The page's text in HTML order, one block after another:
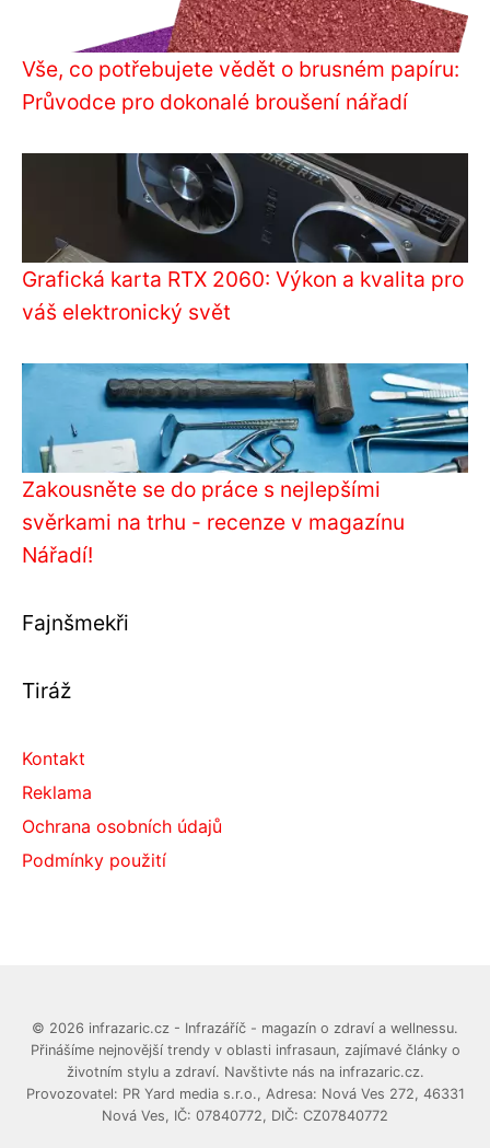
Vše, co potřebujete vědět o brusném papíru:
Průvodce pro dokonalé broušení nářadí
Grafická karta RTX 2060: Výkon a kvalita pro
váš elektronický svět
Zakousněte se do práce s nejlepšími
svěrkami na trhu - recenze v magazínu
Nářadí!
Fajnšmekři
Tiráž
Kontakt
Reklama
Ochrana osobních údajů
Podmínky použití
© 2026 infrazaric.cz - Infrazáříč - magazín o zdraví a wellnessu.
Přinášíme nejnovější trendy v oblasti infrasaun, zajímavé články o
životním stylu a zdraví. Navštivte nás na infrazaric.cz.
Provozovatel: PR Yard media s.r.o., Adresa: Nová Ves 272, 46331
Nová Ves, IČ: 07840772, DIČ: CZ07840772